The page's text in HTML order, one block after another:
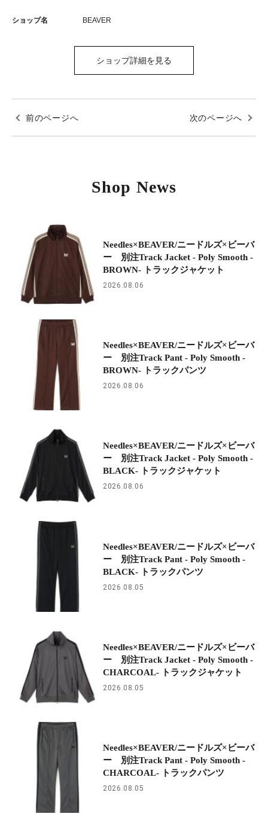
ショップ名 BEAVER
ショップ詳細を見る
前のページへ 次のページへ
Shop News
Needles×BEAVER/ニードルズ×ビーバ
ー 別注Track Jacket - Poly Smooth -
BROWN- トラックジャケット
2026.08.06
Needles×BEAVER/ニードルズ×ビーバ
ー 別注Track Pant - Poly Smooth -
BROWN- トラックパンツ
2026.08.06
Needles×BEAVER/ニードルズ×ビーバ
ー 別注Track Jacket - Poly Smooth -
BLACK- トラックジャケット
2026.08.06
Needles×BEAVER/ニードルズ×ビーバ
ー 別注Track Pant - Poly Smooth -
BLACK- トラックパンツ
2026.08.05
Needles×BEAVER/ニードルズ×ビーバ
ー 別注Track Jacket - Poly Smooth -
CHARCOAL- トラックジャケット
2026.08.05
Needles×BEAVER/ニードルズ×ビーバ
ー 別注Track Pant - Poly Smooth -
CHARCOAL- トラックパンツ
2026.08.05